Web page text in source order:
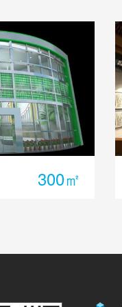
2000㎡